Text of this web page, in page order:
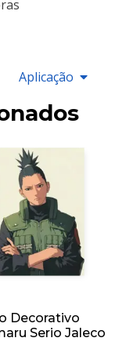
Aplicação
Decorativo
Serio Jaleco